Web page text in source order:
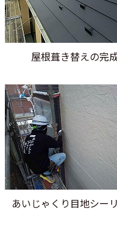
屋根葺き替えの完
あいじゃくり目地シー